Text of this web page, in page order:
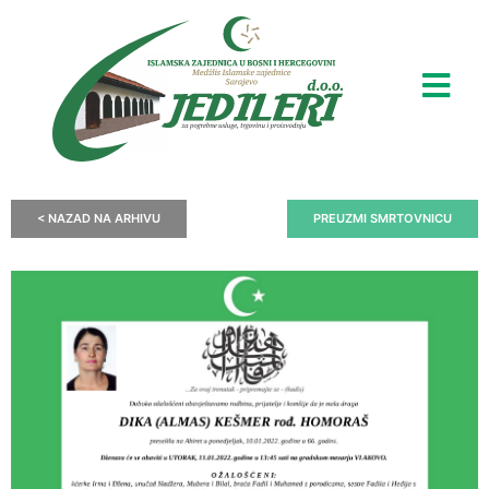
< NAZAD NA ARHIVU PREUZMI SMRTOVNICU